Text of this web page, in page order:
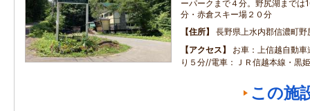
ーパークまで４分。野尻湖までは
分・赤倉スキー場２０分
住所
長野県上水内郡信濃町
アクセス
お車：上信越自動
り５分//電車：ＪＲ信越本線・黒
この施